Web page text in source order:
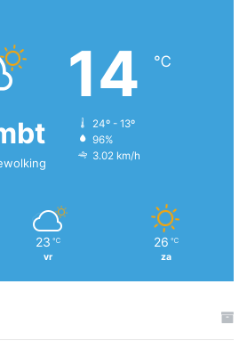
14 ℃
24º - 13º
96%
3.02 km/h
23 ℃
vr
26 ℃
za